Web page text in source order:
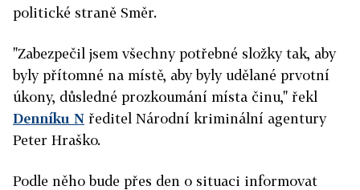
politické straně Směr.
"Zabezpečil jsem všechny potřebné složky tak, aby
byly přítomné na místě, aby byly udělané prvotní
úkony, důsledné prozkoumání místa činu," řekl
Denníku N ředitel Národní kriminální agentury
Peter Hraško.
Podle něho bude přes den o situaci informovat